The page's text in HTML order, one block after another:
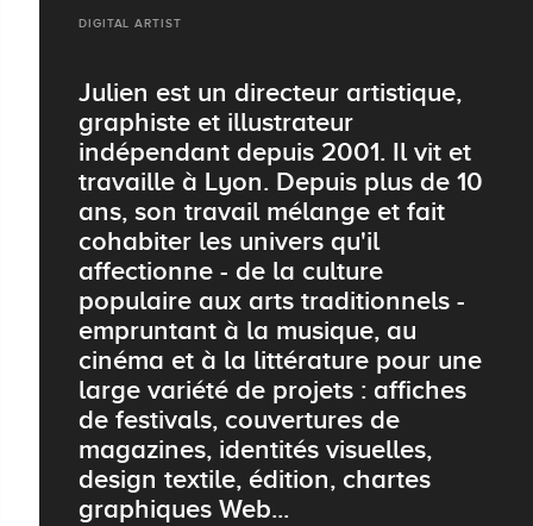
DIGITAL ARTIST
Julien est un directeur artistique,
graphiste et illustrateur
indépendant depuis 2001. Il vit et
travaille à Lyon. Depuis plus de 10
ans, son travail mélange et fait
cohabiter les univers qu'il
affectionne - de la culture
populaire aux arts traditionnels -
empruntant à la musique, au
cinéma et à la littérature pour une
large variété de projets : affiches
de festivals, couvertures de
magazines, identités visuelles,
design textile, édition, chartes
graphiques Web...